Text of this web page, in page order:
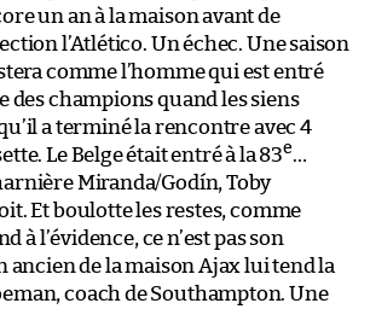
un an à la maison avant de
l’Atlético. Un échec. Une saison
comme l’homme qui est entré
des champions quand les siens
a terminé la rencontre avec 4
Le Belge était entré à la 83e…
Miranda/Godín, Toby
Et boulotte les restes, comme
à l’évidence, ce n’est pas son
ancien de la maison Ajax lui tend la
coach de Southampton. Une